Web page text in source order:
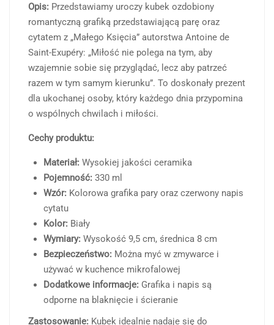
Opis: Przedstawiamy uroczy kubek ozdobiony
romantyczną grafiką przedstawiającą parę oraz
cytatem z „Małego Księcia” autorstwa Antoine de
Saint-Exupéry: „Miłość nie polega na tym, aby
wzajemnie sobie się przyglądać, lecz aby patrzeć
razem w tym samym kierunku”. To doskonały prezent
dla ukochanej osoby, który każdego dnia przypomina
o wspólnych chwilach i miłości.
Cechy produktu:
Materiał: Wysokiej jakości ceramika
Pojemność: 330 ml
Wzór: Kolorowa grafika pary oraz czerwony napis
cytatu
Kolor: Biały
Wymiary: Wysokość 9,5 cm, średnica 8 cm
Bezpieczeństwo: Można myć w zmywarce i
używać w kuchence mikrofalowej
Dodatkowe informacje: Grafika i napis są
odporne na blaknięcie i ścieranie
Zastosowanie: Kubek idealnie nadaje się do